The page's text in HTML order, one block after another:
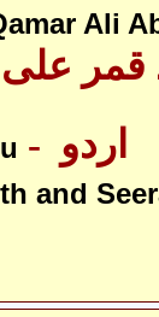
Ali
قمر
and